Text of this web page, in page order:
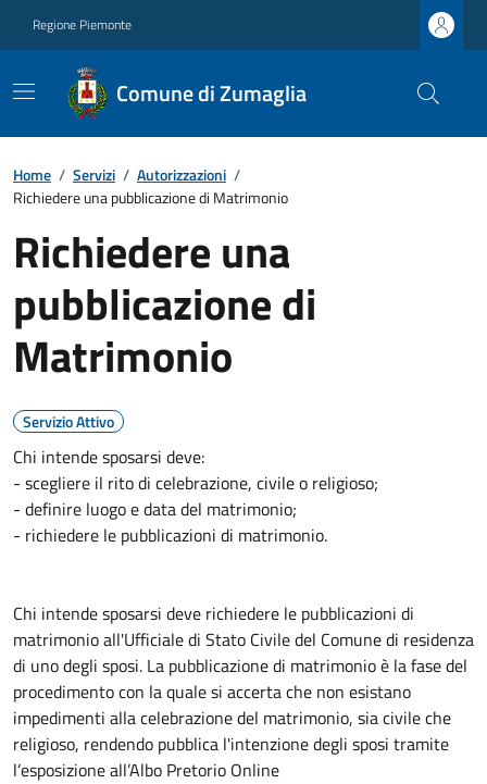
Regione Piemonte
Comune di Zumaglia
Home / Servizi / Autorizzazioni /
Richiedere una pubblicazione di Matrimonio
Richiedere una
pubblicazione di
Matrimonio
Servizio Attivo
Chi intende sposarsi deve:
- scegliere il rito di celebrazione, civile o religioso;
- definire luogo e data del matrimonio;
- richiedere le pubblicazioni di matrimonio.
Chi intende sposarsi deve richiedere le pubblicazioni di
matrimonio all'Ufficiale di Stato Civile del Comune di residenza
di uno degli sposi. La pubblicazione di matrimonio è la fase del
procedimento con la quale si accerta che non esistano
impedimenti alla celebrazione del matrimonio, sia civile che
religioso, rendendo pubblica l'intenzione degli sposi tramite
l’esposizione all’Albo Pretorio Online